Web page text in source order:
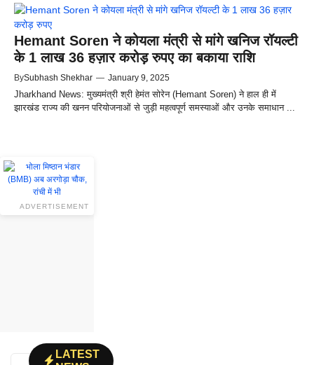
Hemant Soren ने कोयला मंत्री से मांगे खनिज रॉयल्टी
के 1 लाख 36 हज़ार करोड़ रुपए का बकाया राशि
BySubhash Shekhar — January 9, 2025
Jharkhand News: मुख्यमंत्री श्री हेमंत सोरेन (Hemant Soren) ने हाल ही में
झारखंड राज्य की खनन परियोजनाओं से जुड़ी महत्वपूर्ण समस्याओं और उनके समाधान ...
ADVERTISEMENT
LATEST